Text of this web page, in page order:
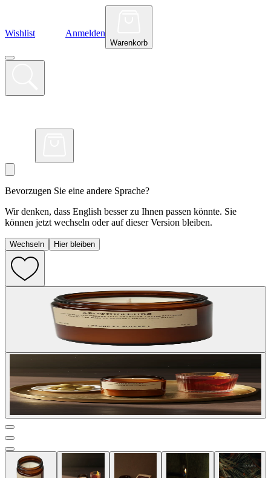
Wishlist Anmelden
Warenkorb
Bevorzugen Sie eine andere Sprache?
Wir denken, dass English besser zu Ihnen passen könnte. Sie
können jetzt wechseln oder auf dieser Version bleiben.
Wechseln Hier bleiben